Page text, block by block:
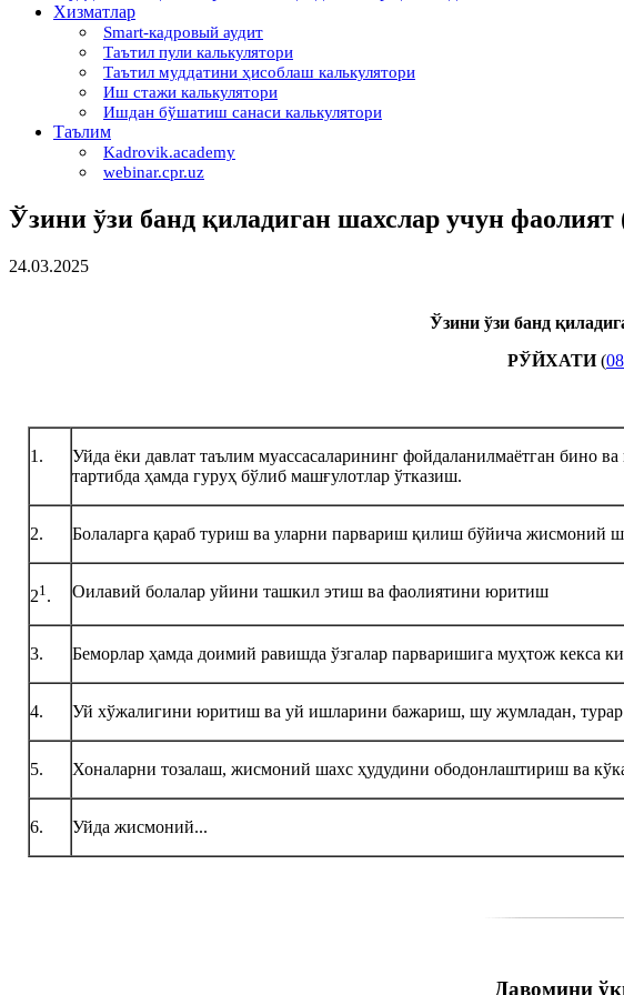
Хизматлар
Smart-кадровый аудит
Таътил пули калькулятори
Таътил муддатини ҳисоблаш калькулятори
Иш стажи калькулятори
Ишдан бўшатиш санаси калькулятори
Таълим
Kadrovik.academy
webinar.cpr.uz
Ўзини ўзи банд қиладиган шахслар учун
24.03.2025
Ўзини ўзи банд
РЎЙХАТИ(
1.
Уйда ёки давлат таълим муассасаларининг фойдаланилмаётган бино
тартибда ҳамда гуруҳ бўлиб машғулотлар ўтказиш.
2. Болаларга қараб туриш ва уларни парвариш қилиш бўйича жисмоний
21 . Оилавий болалар уйини ташкил этиш ва фаолиятини юритиш
3. Беморлар ҳамда доимий равишда ўзгалар парваришига муҳтож кекса
4. Уй хўжалигини юритиш ва уй ишларини бажариш, шу жумладан,
5. Хоналарни тозалаш, жисмоний шахс ҳудудини ободонлаштириш ва
6. Уйда жисмоний...
Давомини